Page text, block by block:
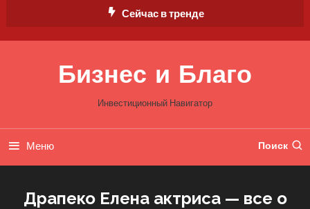
Сейчас в тренде
Бизнес и Благо
Инвестиционный Навигатор
Меню Поиск
Драпеко Елена актриса — все о